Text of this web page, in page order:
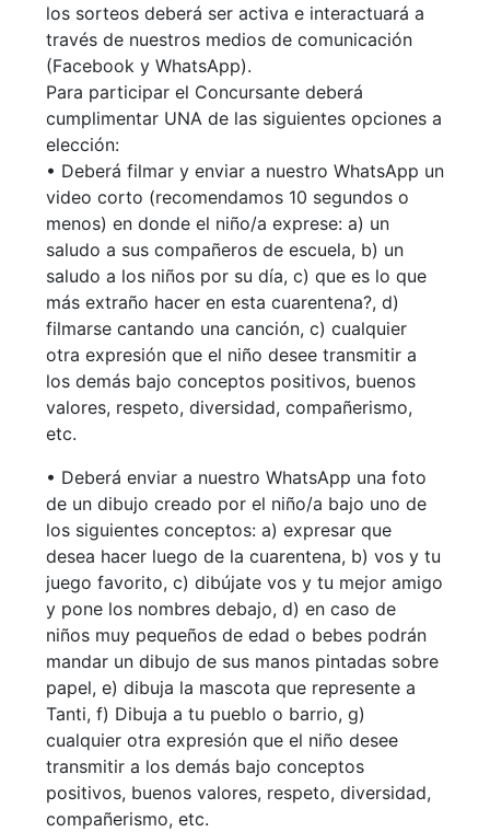
los sorteos deberá ser activa e interactuará a
través de nuestros medios de comunicación
(Facebook y WhatsApp).
Para participar el Concursante deberá
cumplimentar UNA de las siguientes opciones a
elección:
• Deberá filmar y enviar a nuestro WhatsApp un
video corto (recomendamos 10 segundos o
menos) en donde el niño/a exprese: a) un
saludo a sus compañeros de escuela, b) un
saludo a los niños por su día, c) que es lo que
más extraño hacer en esta cuarentena?, d)
filmarse cantando una canción, c) cualquier
otra expresión que el niño desee transmitir a
los demás bajo conceptos positivos, buenos
valores, respeto, diversidad, compañerismo,
etc.
• Deberá enviar a nuestro WhatsApp una foto
de un dibujo creado por el niño/a bajo uno de
los siguientes conceptos: a) expresar que
desea hacer luego de la cuarentena, b) vos y tu
juego favorito, c) dibújate vos y tu mejor amigo
y pone los nombres debajo, d) en caso de
niños muy pequeños de edad o bebes podrán
mandar un dibujo de sus manos pintadas sobre
papel, e) dibuja la mascota que represente a
Tanti, f) Dibuja a tu pueblo o barrio, g)
cualquier otra expresión que el niño desee
transmitir a los demás bajo conceptos
positivos, buenos valores, respeto, diversidad,
compañerismo, etc.